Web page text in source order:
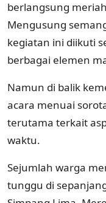
berlangsung
Mengusung
kegiatan ini diikuti
berbagai elemen
Namun di balik
acara menuai
terutama terkait
waktu.
Sejumlah warga
tunggu di